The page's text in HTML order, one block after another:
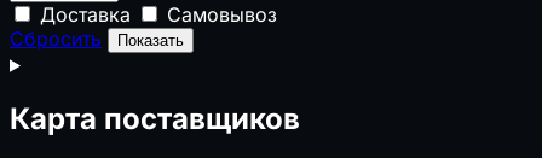
Доставка
Самовывоз
Сбросить
Показать
Карта поставщиков